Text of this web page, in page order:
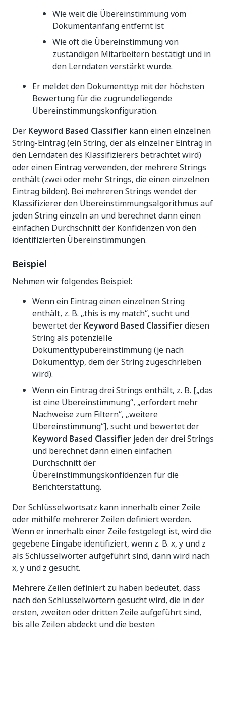
Wie weit die Übereinstimmung vom
Dokumentanfang entfernt ist
Wie oft die Übereinstimmung von
zuständigen Mitarbeitern bestätigt und in
den Lerndaten verstärkt wurde.
Er meldet den Dokumenttyp mit der höchsten
Bewertung für die zugrundeliegende
Übereinstimmungskonfiguration.
Der Keyword Based Classifier kann einen einzelnen
String-Eintrag (ein String, der als einzelner Eintrag in
den Lerndaten des Klassifizierers betrachtet wird)
oder einen Eintrag verwenden, der mehrere Strings
enthält (zwei oder mehr Strings, die einen einzelnen
Eintrag bilden). Bei mehreren Strings wendet der
Klassifizierer den Übereinstimmungsalgorithmus auf
jeden String einzeln an und berechnet dann einen
einfachen Durchschnitt der Konfidenzen von den
identifizierten Übereinstimmungen.
Beispiel
Nehmen wir folgendes Beispiel:
Wenn ein Eintrag einen einzelnen String
enthält, z. B. „this is my match“, sucht und
bewertet der Keyword Based Classifierdiesen
String als potenzielle
Dokumenttypübereinstimmung (je nach
Dokumenttyp, dem der String zugeschrieben
wird).
Wenn ein Eintrag drei Strings enthält, z. B. [„das
ist eine Übereinstimmung“, „erfordert mehr
Nachweise zum Filtern“, „weitere
Übereinstimmung“], sucht und bewertet der
Keyword Based Classifier jeden der drei Strings
und berechnet dann einen einfachen
Durchschnitt der
Übereinstimmungskonfidenzen für die
Berichterstattung.
Der Schlüsselwortsatz kann innerhalb einer Zeile
oder mithilfe mehrerer Zeilen definiert werden.
Wenn er innerhalb einer Zeile festgelegt ist, wird die
gegebene Eingabe identifiziert, wenn z. B. x, y und z
als Schlüsselwörter aufgeführt sind, dann wird nach
x, y und z gesucht.
Mehrere Zeilen definiert zu haben bedeutet, dass
nach den Schlüsselwörtern gesucht wird, die in der
ersten, zweiten oder dritten Zeile aufgeführt sind,
bis alle Zeilen abdeckt und die besten